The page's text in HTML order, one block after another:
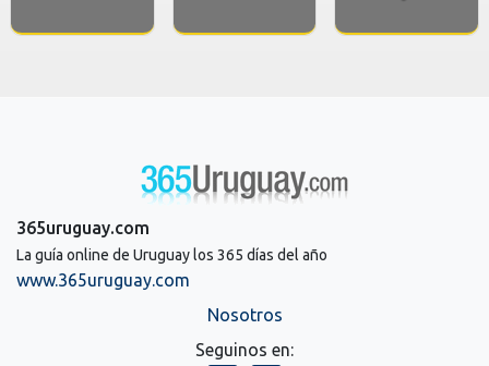
365uruguay.com
La guía online de Uruguay los 365 días del año
www.365uruguay.com
Nosotros
Seguinos en: